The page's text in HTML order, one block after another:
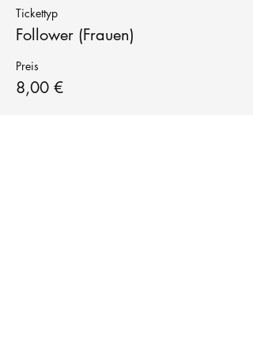
Tickettyp
Follower (Frauen)
Preis
8,00 €